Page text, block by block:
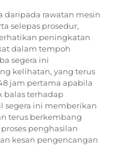
daripada rawatan mesin
selepas prosedur,
peningkatan
dalam tempoh
segera ini
kelihatan, yang terus
jam pertama apabila
balas terhadap
segera ini memberikan
terus berkembang
penghasilan
kesan pengencangan